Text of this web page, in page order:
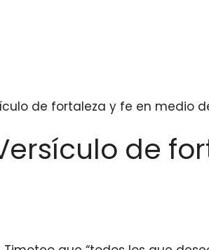
de fortaleza y fe en medio
de